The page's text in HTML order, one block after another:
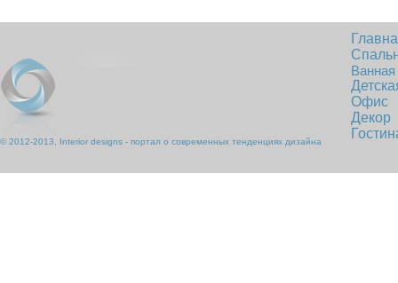
© 2012-2013, Interior designs - портал о современных тенденциях дизайна
Ванная
Офис
Декор